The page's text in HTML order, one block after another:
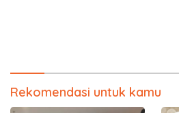
Rekomendasi untuk kamu